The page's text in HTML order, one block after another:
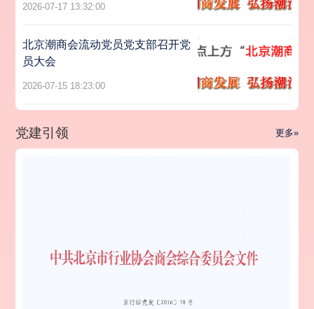
2026-07-17 13:32:00
北京潮商会流动党员党支部召开党
员大会
2026-07-15 18:23:00
党建引领 更多»